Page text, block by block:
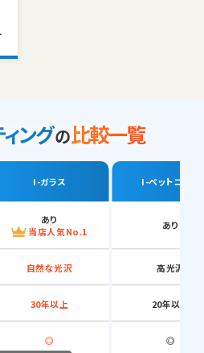
ングの比較一覧
I-ガラス I-ペットコート
あり
当店人気No.1
あり
自然な光沢 高光沢
30年以上 20年以上
◎ ◎